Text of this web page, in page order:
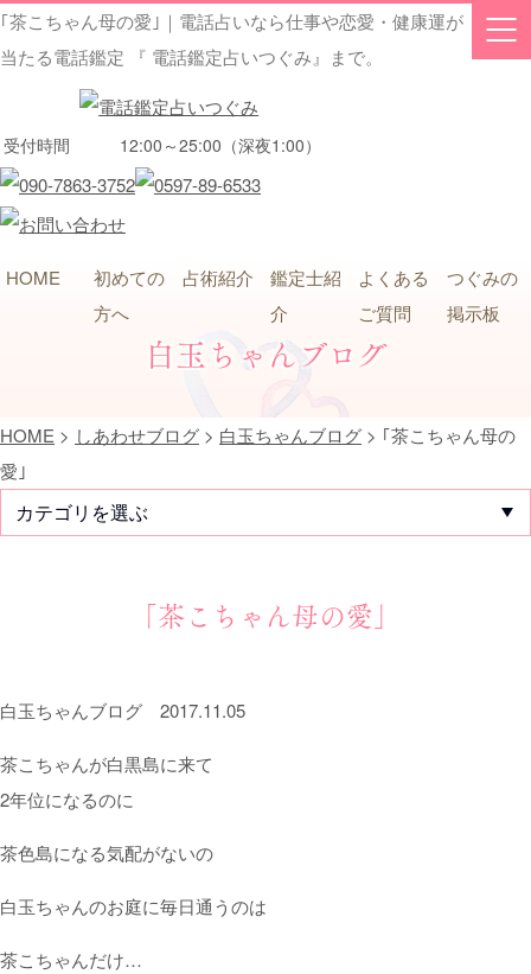
｢茶こちゃん母の愛｣｜電話占いなら仕事や恋愛・健康運が
当たる電話鑑定 『 電話鑑定占いつぐみ』まで。
受付時間 12:00～25:00（深夜1:00）
HOME
初めての
方へ
占術紹介
鑑定士紹
介
よくある
ご質問
つぐみの
掲示板
白玉ちゃんブログ
HOME > しあわせブログ > 白玉ちゃんブログ > ｢茶こちゃん母の
愛｣
｢茶こちゃん母の愛｣
白玉ちゃんブログ 2017.11.05
茶こちゃんが白黒島に来て
2年位になるのに
茶色島になる気配がないの
白玉ちゃんのお庭に毎日通うのは
茶こちゃんだけ…